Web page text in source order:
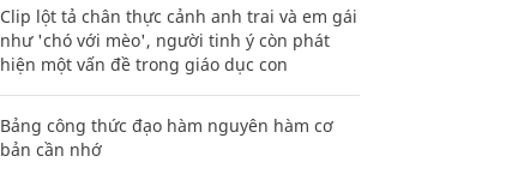
Clip lột tả chân thực cảnh anh trai và em gái
như 'chó với mèo', người tinh ý còn phát
hiện một vấn đề trong giáo dục con
Bảng công thức đạo hàm nguyên hàm cơ
bản cần nhớ